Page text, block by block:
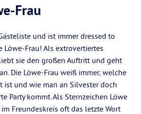
Frau
und ist immer dressed to
Löwe-Frau! Als extrovertiertes
sie den großen Auftritt und geht
Die Löwe-Frau weiß immer, welche
ist und wie man an Silvester doch
Party kommt. Als Sternzeichen Löwe
Freundeskreis oft das letzte Wort